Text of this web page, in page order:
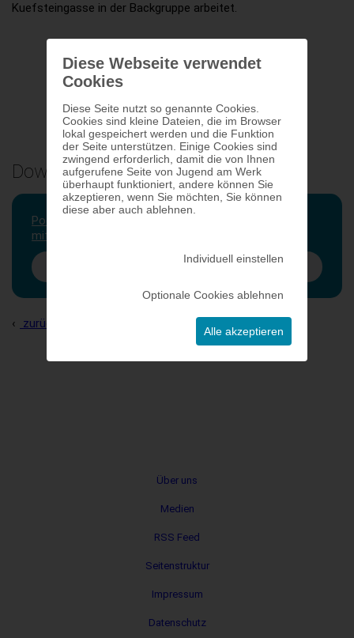
Diese Webseite verwendet
Cookies
Diese Seite nutzt so genannte Cookies.
Cookies sind kleine Dateien, die im Browser
lokal gespeichert werden und die Funktion
der Seite unterstützen. Einige Cookies sind
zwingend erforderlich, damit die von Ihnen
aufgerufene Seite von Jugend am Werk
überhaupt funktioniert, andere können Sie
akzeptieren, wenn Sie möchten, Sie können
diese aber auch ablehnen.
Individuell einstellen
Optionale Cookies ablehnen
Alle akzeptieren
Kuefsteingasse in der Backgruppe arbeitet.
Downloads
Podcast Werk am Weg, Folge 2 zum Thema Wohnen
mit Jasmin und Stefan
zurück zur Übersicht
Über uns
Medien
RSS Feed
Seitenstruktur
Impressum
Datenschutz